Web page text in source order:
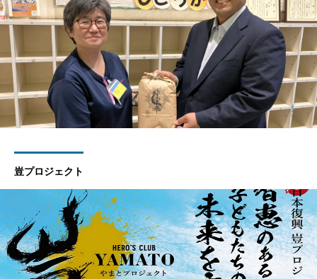
豈プロジェクト